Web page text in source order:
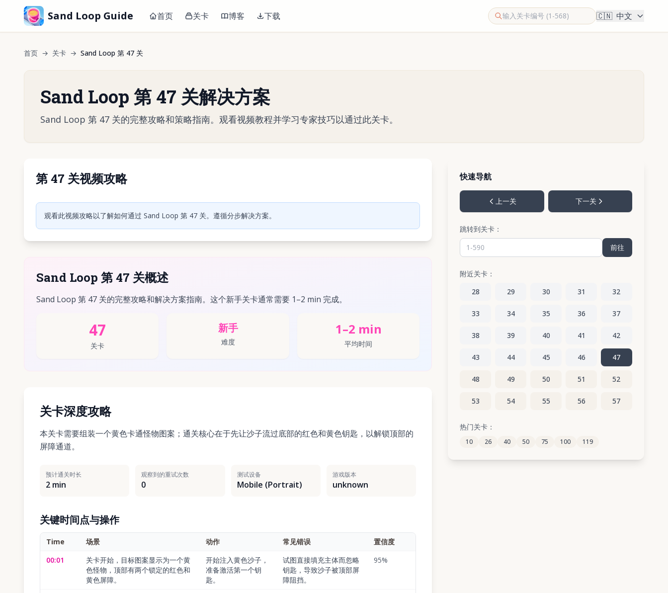
Sand Loop Guide 首页 关卡 博客 下载 🇨🇳 中文
首页 → 关卡 → Sand Loop 第 47 关
Sand Loop 第 47 关解决方案
Sand Loop 第 47 关的完整攻略和策略指南。观看视频教程并学习专家技巧以通过此关卡。
第 47 关视频攻略
观看此视频攻略以了解如何通过 Sand Loop 第 47 关。遵循分步解决方案。
Sand Loop 第 47 关概述
Sand Loop 第 47 关的完整攻略和解决方案指南。这个新手关卡通常需要 1–2 min 完成。
47
关卡
新手
难度
1–2 min
平均时间
关卡深度攻略
本关卡需要组装一个黄色卡通怪物图案；通关核心在于先让沙子流过底部的红色和黄色钥匙，以解锁顶部的
屏障通道。
预计通关时长
2 min
观察到的重试次数
0
测试设备
Mobile (Portrait)
游戏版本
unknown
关键时间点与操作
Time 场景 动作 常见错误
置信度
00:01
关卡开始，目标图案显示为一个黄
色怪物，顶部有两个锁定的红色和
黄色屏障。
开始注入黄色沙子，
准备激活第一个钥
匙。
试图直接填充主体而忽略
钥匙，导致沙子被顶部屏
障阻挡。
95%
快速导航
上一关 下一关
跳转到关卡：
前往
附近关卡：
28
29 30 31 32
33 34 35 36 37
38 39 40 41 42
43 44 45 46 47
48 49 50 51 52
53 54 55 56 57
58
63 64 65 66
热门关卡：
10 26 40 50 75 100 119